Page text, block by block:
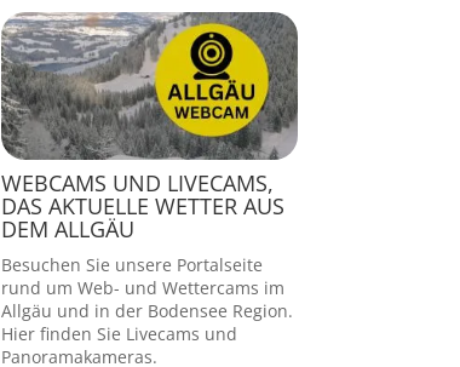
WEBCAMS UND LIVECAMS,
DAS AKTUELLE WETTER AUS
DEM ALLGÄU
Besuchen Sie unsere Portalseite
rund um Web- und Wettercams im
Allgäu und in der Bodensee Region.
Hier finden Sie Livecams und
Panoramakameras.